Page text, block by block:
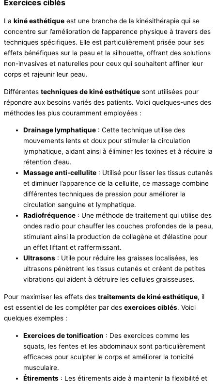
Exercices ciblés
La kiné esthétique est une branche de la kinésithérapie qui se
concentre sur l’amélioration de l’apparence physique à travers des
techniques spécifiques. Elle est particulièrement prisée pour ses
effets bénéfiques sur la peau et la silhouette, offrant des solutions
non-invasives et naturelles pour ceux qui souhaitent affiner leur
corps et rajeunir leur peau.
Différentes techniques de kiné esthétique sont utilisées pour
répondre aux besoins variés des patients. Voici quelques-unes des
méthodes les plus couramment employées :
Drainage lymphatique : Cette technique utilise des
mouvements lents et doux pour stimuler la circulation
lymphatique, aidant ainsi à éliminer les toxines et à réduire la
rétention d’eau.
Massage anti-cellulite : Utilisé pour lisser les tissus cutanés
et diminuer l’apparence de la cellulite, ce massage combine
différentes techniques de pression pour améliorer la
circulation sanguine et lymphatique.
Radiofréquence : Une méthode de traitement qui utilise des
ondes radio pour chauffer les couches profondes de la peau,
stimulant ainsi la production de collagène et d’élastine pour
un effet liftant et raffermissant.
Ultrasons : Utile pour réduire les graisses localisées, les
ultrasons pénètrent les tissus cutanés et créent de petites
vibrations qui aident à détruire les cellules graisseuses.
Pour maximiser les effets des traitements de kiné esthétique, il
est essentiel de les compléter par des exercices ciblés. Voici
quelques exemples :
Exercices de tonification : Des exercices comme les
squats, les fentes et les abdominaux sont particulièrement
efficaces pour sculpter le corps et améliorer la tonicité
musculaire.
Étirements : Les étirements aide à maintenir la flexibilité et